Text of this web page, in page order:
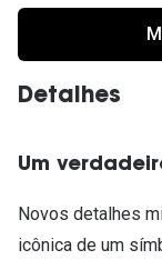
Detalhes
Um
Novos detalhes
icônica de um